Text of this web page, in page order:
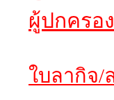
ผู้ปกครอ
ใบลากิจ/